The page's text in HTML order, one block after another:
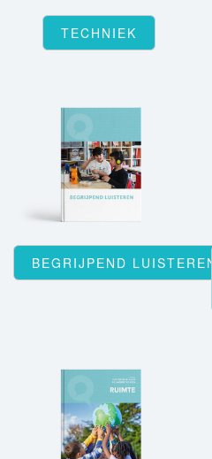
TECHNIEK
BEGRIJPEND LUISTEREN